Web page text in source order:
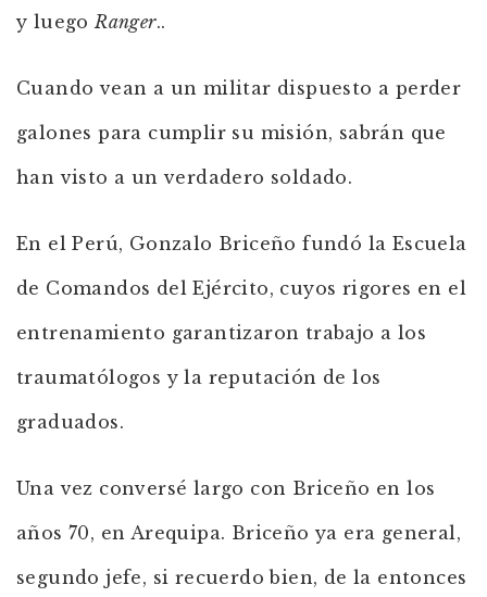
y luegoRanger..
Cuando vean a un militar dispuesto a perder
galones para cumplir su misión, sabrán que
han visto a un verdadero soldado.
En el Perú, Gonzalo Briceño fundó la Escuela
de Comandos del Ejército, cuyos rigores en el
entrenamiento garantizaron trabajo a los
traumatólogos y la reputación de los
graduados.
Una vez conversé largo con Briceño en los
años 70, en Arequipa. Briceño ya era general,
segundo jefe, si recuerdo bien, de la entonces